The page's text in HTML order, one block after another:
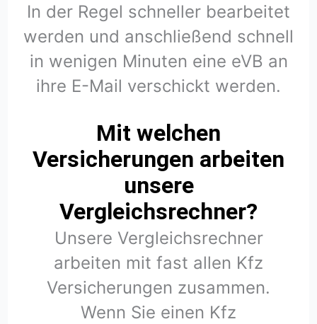
In der Regel schneller bearbeitet
werden und anschließend schnell
in wenigen Minuten eine eVB an
ihre E-Mail verschickt werden.
Mit welchen
Versicherungen arbeiten
unsere
Vergleichsrechner?
Unsere Vergleichsrechner
arbeiten mit fast allen Kfz
Versicherungen zusammen.
Wenn Sie einen Kfz